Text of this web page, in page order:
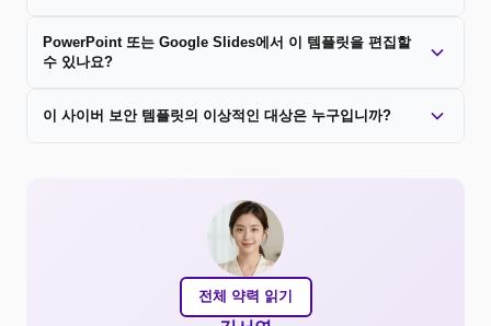
PowerPoint 또는 Google Slides에서 이 템플릿을 편집할
수 있나요?
이 사이버 보안 템플릿의 이상적인 대상은 누구입니까?
전체 약력 읽기